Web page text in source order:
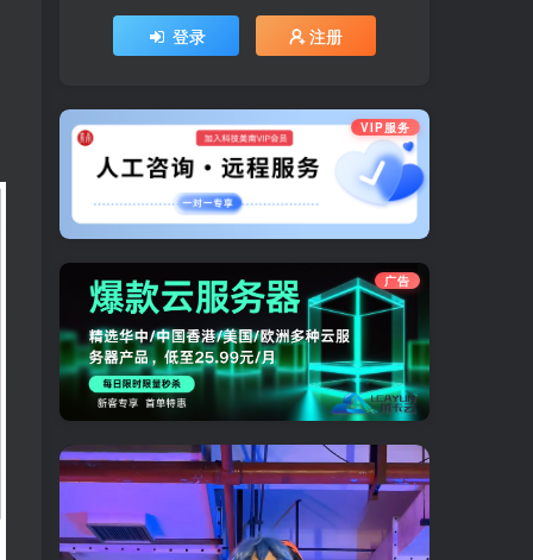
登录 注册
VIP服务
广告